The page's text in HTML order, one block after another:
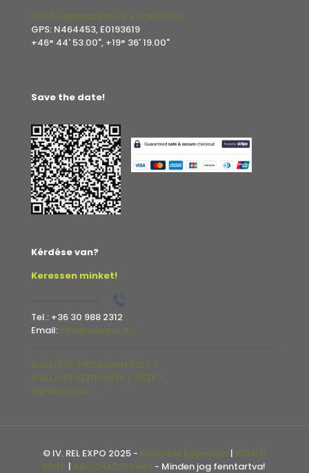
6078 Jakabszállás, II. körzet 12/a
GPS: N464453, E0193619
+46° 44' 53.00", +19° 36' 19.00"
Save the date!
Kérdése van?
Keressen minket!
Tel.: +36 30 988 2312
Email: info@relexpo.hu
KIÁLLÍTÓI-PROGRAMFÜZET >
KIÁLLÍTÓI KÉZIKÖNYV / ÁSZF >
IMPRESSZUM >
© IV. REL EXPO 2025 - Kislépték Egyesület | KDMFÜ
NKft. | ARCCHAD Projekt - Minden jog fenntartva!